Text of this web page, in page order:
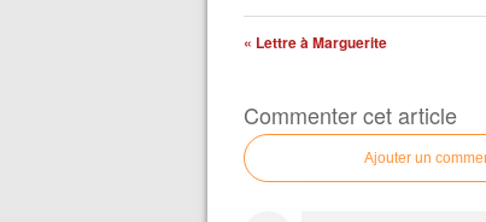
« Lettre à Marguerite
Commenter cet article
Ajouter un